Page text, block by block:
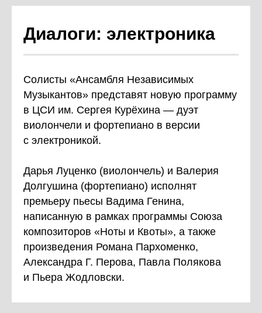
Диалоги: электроника
Солисты «Ансамбля Независимых
Музыкантов» представят новую программу
в ЦСИ им. Сергея Курёхина — дуэт
виолончели и фортепиано в версии
с электроникой.
Дарья Луценко (виолончель) и Валерия
Долгушина (фортепиано) исполнят
премьеру пьесы Вадима Генина,
написанную в рамках программы Союза
композиторов «Ноты и Квоты», а также
произведения Романа Пархоменко,
Александра Г. Перова, Павла Полякова
и Пьера Жодловски.